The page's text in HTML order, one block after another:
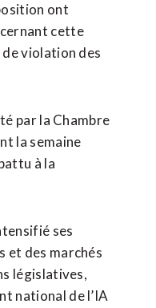
ont
cette
violation des
par la Chambre
la semaine
à la
ses
et des marchés
‌législatives,
national de l’IA